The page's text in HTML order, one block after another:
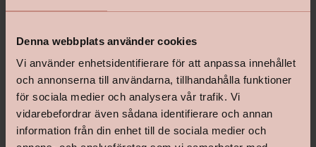
Denna webbplats använder cookies
Vi använder enhetsidentifierare för att anpassa innehållet
och annonserna till användarna, tillhandahålla funktioner
för sociala medier och analysera vår trafik. Vi
vidarebefordrar även sådana identifierare och annan
information från din enhet till de sociala medier och
Beckers Utomhustvätt Perfekt Fasad